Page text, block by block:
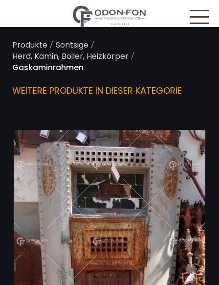
Produkte/Sontsige/
Herd, Kamin, Boiler, Heizkörper/
Gas­kaminrahmen
WEITERE PRODUKTE IN DIESER KATEGORIE